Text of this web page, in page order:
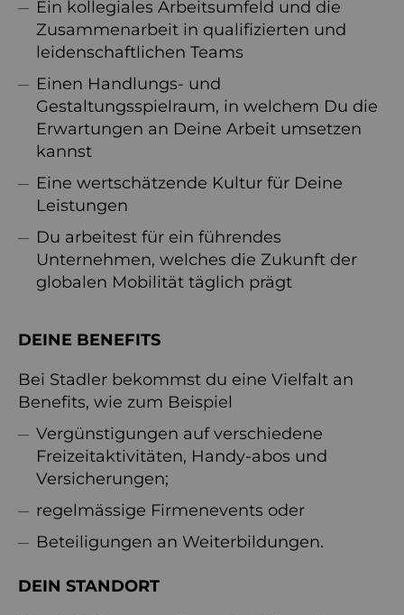
Ein kollegiales Arbeitsumfeld und die
Zusammenarbeit in qualifizierten und
leidenschaftlichen Teams
Einen Handlungs- und
Gestaltungsspielraum, in welchem Du die
Erwartungen an Deine Arbeit umsetzen
kannst
Eine wertschätzende Kultur für Deine
Leistungen
Du arbeitest für ein führendes
Unternehmen, welches die Zukunft der
globalen Mobilität täglich prägt
DEINE BENEFITS
Bei Stadler bekommst du eine Vielfalt an
Benefits, wie zum Beispiel
Vergünstigungen auf verschiedene
Freizeitaktivitäten, Handy-abos und
Versicherungen;
regelmässige Firmenevents oder
Beteiligungen an Weiterbildungen.
DEIN STANDORT